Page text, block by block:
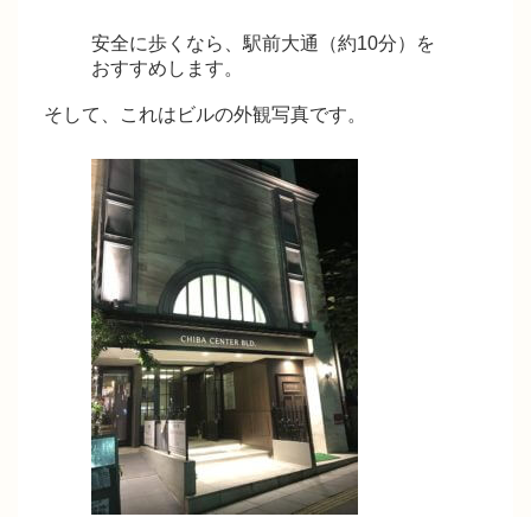
安全に歩くなら、駅前大通（約10分）を
おすすめします。
そして、これはビルの外観写真です。